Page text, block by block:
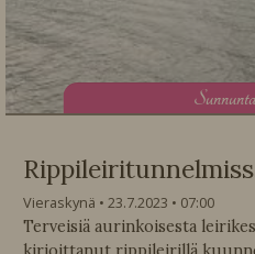
S
Vieraskynä 23.7.2023
07:00
Terveisiä aurinkoisesta